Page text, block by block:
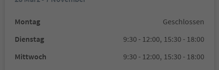
Montag
Geschlossen
Dienstag
9:30 - 12:00, 15:30 - 18:00
Mittwoch
9:30 - 12:00, 15:30 - 18:00